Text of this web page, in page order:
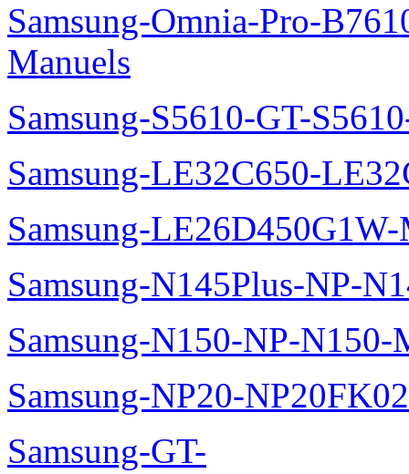
Samsung-Omnia-Pro-
Manuels
Samsung-S5610-GT-
Samsung-LE32C650-
Samsung-LE26D450G1W-
Samsung-N145Plus-NP-
Samsung-N150-NP-N150-
Samsung-NP20-
Samsung-GT-